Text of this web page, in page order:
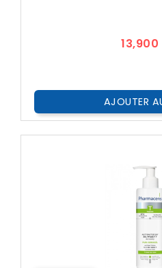
13,900
AJOUTER